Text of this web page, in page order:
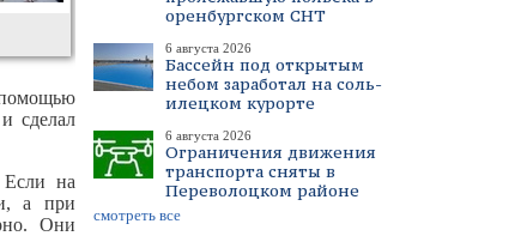
оренбургском СНТ
6 августа 2026
Бассейн под открытым
небом заработал на соль-
илецком курорте
6 августа 2026
Ограничения движения
транспорта сняты в
Переволоцком районе
смотреть все
сделал
Если на
а при
Они